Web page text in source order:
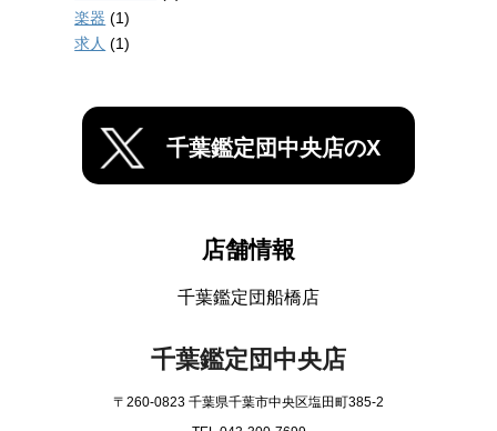
楽器 (1)
求人 (1)
千葉鑑定団中央店のX
店舗情報
千葉鑑定団船橋店
千葉鑑定団中央店
〒260-0823 千葉県千葉市中央区塩田町385-2